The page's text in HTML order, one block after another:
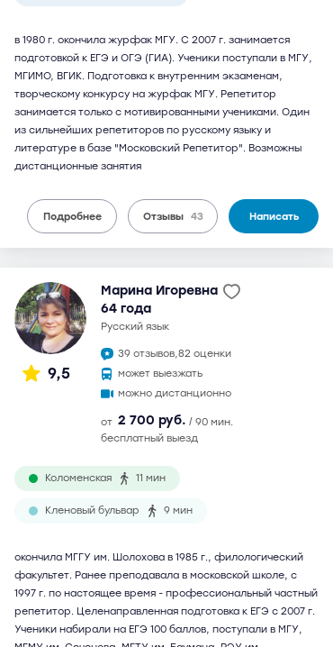
в 1980 г. окончила журфак МГУ. С 2007 г. занимается
подготовкой к ЕГЭ и ОГЭ (ГИА). Ученики поступали в МГУ,
МГИМО, ВГИК. Подготовка к внутренним экзаменам,
творческому конкурсу на журфак МГУ. Репетитор
занимается только с мотивированными учениками. Один
из сильнейших репетиторов по русскому языку и
литературе в базе "Московский Репетитор". Возможны
дистанционные занятия
Подробнее Отзывы 43 Написать
9,5
Марина Игоревна
64 года
русский язык
39 отзывов,82 оценки
может выезжать
можно дистанционно
от 2 700 руб. / 90 мин.
бесплатный выезд
Коломенская 11 мин
Кленовый бульвар 9 мин
окончила МГГУ им. Шолохова в 1985 г., филологический
факультет. Ранее преподавала в московской школе, с
1997 г. по настоящее время - профессиональный частный
репетитор. Целенаправленная подготовка к ЕГЭ с 2007 г.
Ученики набирали на ЕГЭ 100 баллов, поступали в МГУ,